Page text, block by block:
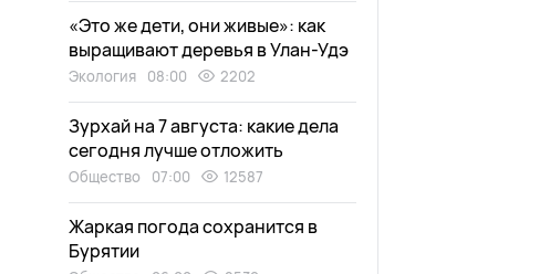
«Это же дети, они живые»: как
выращивают деревья в Улан-Удэ
Экология 08:00 2202
Зурхай на 7 августа: какие дела
сегодня лучше отложить
Общество 07:00 12587
Жаркая погода сохранится в
Бурятии